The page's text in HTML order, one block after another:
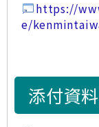
https://
e/
添付資料